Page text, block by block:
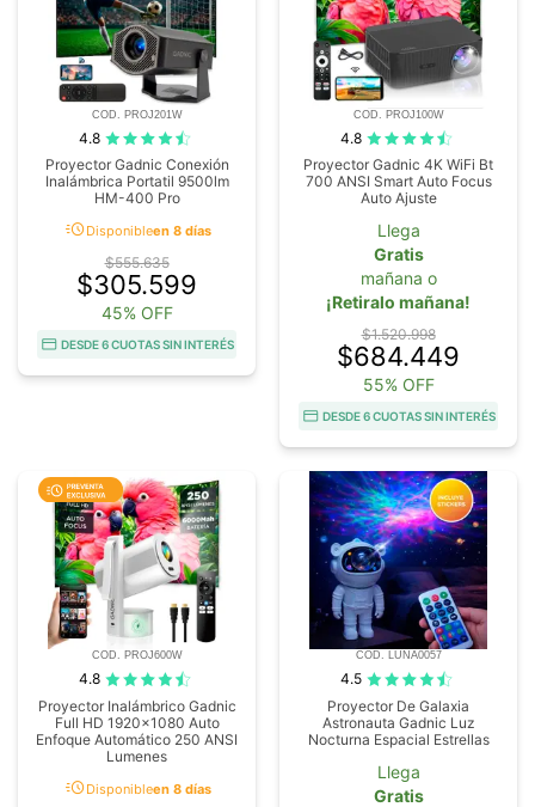
COD. PROJ201W
4.8
Proyector Gadnic Conexión
Inalámbrica Portatil 9500lm
HM-400 Pro
acuteDisponibleen 8 días
$555.635
$305.599
45% OFF
DESDE 6 CUOTAS SIN INTERÉS
COD. PROJ100W
4.8
Proyector Gadnic 4K WiFi Bt
700 ANSI Smart Auto Focus
Auto Ajuste
Llega
Gratis
mañana o
¡Retiralo mañana!
$1.520.998
$684.449
55% OFF
DESDE 6 CUOTAS SIN INTERÉS
COD. PROJ600W
4.8
Proyector Inalámbrico Gadnic
Full HD 1920x1080 Auto
Enfoque Automático 250 ANSI
Lumenes
acuteDisponibleen 8 días
COD. LUNA0057
4.5
Proyector De Galaxia
Astronauta Gadnic Luz
Nocturna Espacial Estrellas
Llega
Gratis